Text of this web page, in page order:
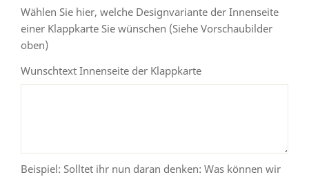
Wählen Sie hier, welche Designvariante der Innenseite
einer Klappkarte Sie wünschen (Siehe Vorschaubilder
oben)
Wunschtext Innenseite der Klappkarte
Beispiel: Solltet ihr nun daran denken: Was können wir